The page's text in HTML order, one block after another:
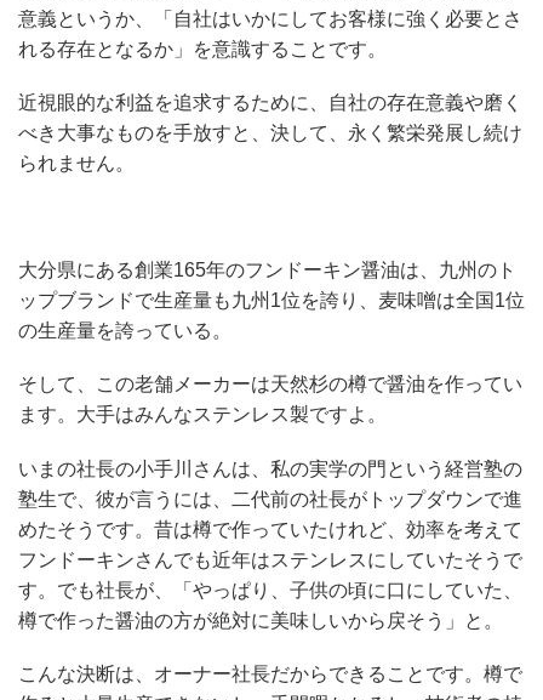
意義というか、「自社はいかにしてお客様に強く必要とさ
れる存在となるか」を意識することです。
近視眼的な利益を追求するために、自社の存在意義や磨く
べき大事なものを手放すと、決して、永く繁栄発展し続け
られません。
大分県にある創業165年のフンドーキン醤油は、九州のト
ップブランドで生産量も九州1位を誇り、麦味噌は全国1位
の生産量を誇っている。
そして、この老舗メーカーは天然杉の樽で醤油を作ってい
ます。大手はみんなステンレス製ですよ。
いまの社長の小手川さんは、私の実学の門という経営塾の
塾生で、彼が言うには、二代前の社長がトップダウンで進
めたそうです。昔は樽で作っていたけれど、効率を考えて
フンドーキンさんでも近年はステンレスにしていたそうで
す。でも社長が、「やっぱり、子供の頃に口にしていた、
樽で作った醤油の方が絶対に美味しいから戻そう」と。
こんな決断は、オーナー社長だからできることです。樽で